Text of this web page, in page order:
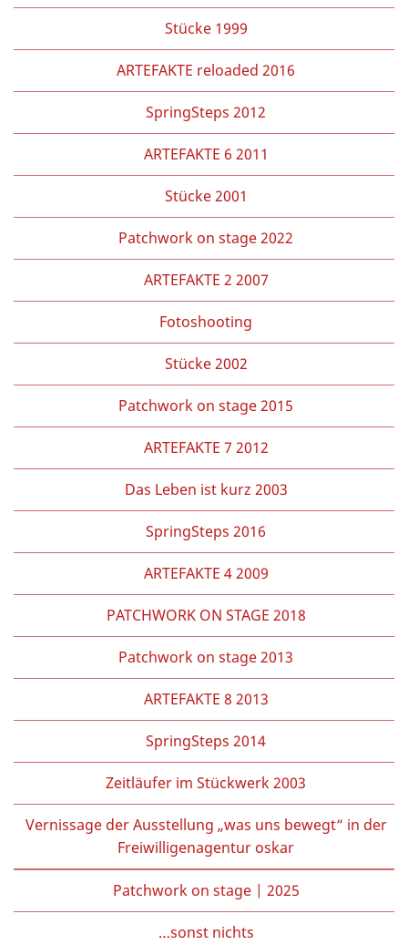
Stücke 1999
ARTEFAKTE reloaded 2016
SpringSteps 2012
ARTEFAKTE 6 2011
Stücke 2001
Patchwork on stage 2022
ARTEFAKTE 2 2007
Fotoshooting
Stücke 2002
Patchwork on stage 2015
ARTEFAKTE 7 2012
Das Leben ist kurz 2003
SpringSteps 2016
ARTEFAKTE 4 2009
PATCHWORK ON STAGE 2018
Patchwork on stage 2013
ARTEFAKTE 8 2013
SpringSteps 2014
Zeitläufer im Stückwerk 2003
Vernissage der Ausstellung „was uns bewegt“ in der
Freiwilligenagentur oskar
Patchwork on stage | 2025
…sonst nichts